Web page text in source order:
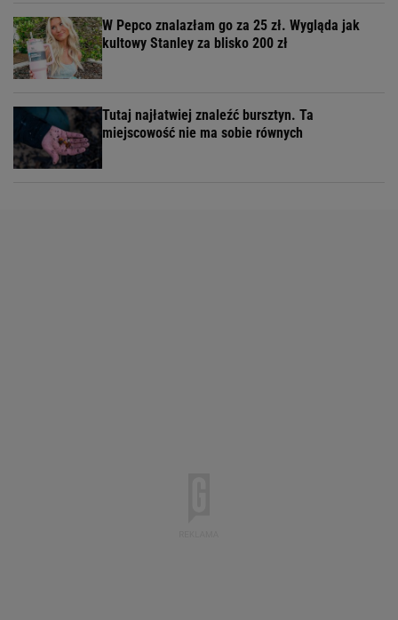
W Pepco znalazłam go za 25 zł. Wygląda jak
kultowy Stanley za blisko 200 zł
Tutaj najłatwiej znaleźć bursztyn. Ta
miejscowość nie ma sobie równych